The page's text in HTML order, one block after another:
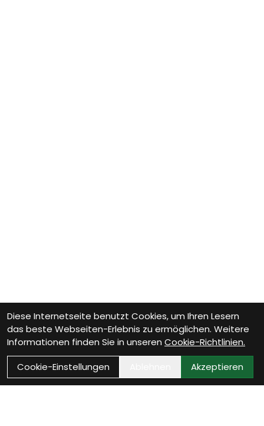
Diese Internetseite benutzt Cookies, um Ihren Lesern
das beste Webseiten-Erlebnis zu ermöglichen. Weitere
Informationen finden Sie in unseren Cookie-Richtlinien.
Cookie-Einstellungen
Akzeptieren